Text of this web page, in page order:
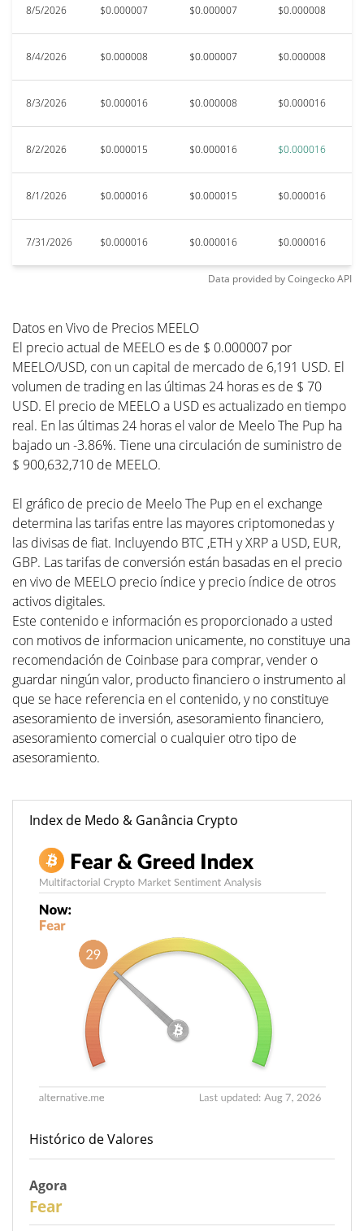
8/5/2026 $0.000007 $0.000007 $0.000008
8/4/2026 $0.000008 $0.000007 $0.000008
8/3/2026 $0.000016 $0.000008 $0.000016
8/2/2026 $0.000015 $0.000016 $0.000016
8/1/2026 $0.000016 $0.000015 $0.000016
7/31/2026 $0.000016 $0.000016 $0.000016
Data provided byCoingeckoAPI
Datos en Vivo de Precios MEELO
El precio actual de MEELO es de $ 0.000007 por
MEELO/USD, con un capital de mercado de 6,191 USD. El
volumen de trading en las últimas 24 horas es de $ 70
USD. El precio de MEELO a USD es actualizado en tiempo
real. En las últimas 24 horas el valor de Meelo The Pup ha
bajado un -3.86%. Tiene una circulación de suministro de
$ 900,632,710 de MEELO.
El gráfico de precio de Meelo The Pup en el exchange
determina las tarifas entre las mayores criptomonedas y
las divisas de fiat. Incluyendo BTC ,ETH y XRP a USD, EUR,
GBP. Las tarifas de conversión están basadas en el precio
en vivo de MEELO precio índice y precio índice de otros
activos digitales.
Este contenido e información es proporcionado a usted
con motivos de informacion unicamente, no constituye una
recomendación de Coinbase para comprar, vender o
guardar ningún valor, producto financiero o instrumento al
que se hace referencia en el contenido, y no constituye
asesoramiento de inversión, asesoramiento financiero,
asesoramiento comercial o cualquier otro tipo de
asesoramiento.
Index de Medo & Ganância Crypto
Histórico de Valores
Agora
Fear